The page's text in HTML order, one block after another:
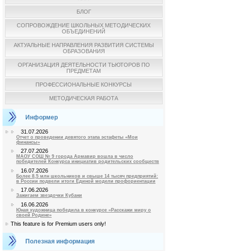
БЛОГ
СОПРОВОЖДЕНИЕ ШКОЛЬНЫХ МЕТОДИЧЕСКИХ
ОБЪЕДИНЕНИЙ
АКТУАЛЬНЫЕ НАПРАВЛЕНИЯ РАЗВИТИЯ СИСТЕМЫ
ОБРАЗОВАНИЯ
ОРГАНИЗАЦИЯ ДЕЯТЕЛЬНОСТИ ТЬЮТОРОВ ПО
ПРЕДМЕТАМ
ПРОФЕССИОНАЛЬНЫЕ КОНКУРСЫ
МЕТОДИЧЕСКАЯ РАБОТА
Информер
31.07.2026
Отчет о проведении девятого этапа эстафеты «Мои
финансы»
27.07.2026
МАОУ СОШ № 9 города Армавир вошла в число
победителей Конкурса инициатив родительских сообществ
16.07.2026
Более 8,5 млн школьников и свыше 14 тысяч предприятий:
в России подвели итоги Единой модели профориентации
17.06.2026
Зажигаем звездочки Кубани
16.06.2026
Юная художница победила в конкурсе «Расскажи миру о
своей Родине»
This feature is for Premium users only!
Полезная информация